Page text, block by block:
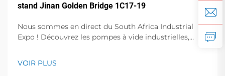
stand Jinan Golden Bridge 1C17-19
Nous sommes en direct du South Africa Industrial
Expo ! Découvrez les pompes à vide industrielles,
démonstrations en direct et des conférences avec des
VOIR PLUS